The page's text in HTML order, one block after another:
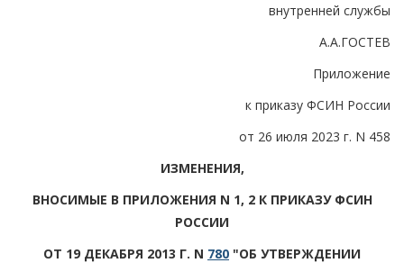
внутренней службы
А.А.ГОСТЕВ
Приложение
к приказу ФСИН России
от 26 июля 2023 г. N 458
ИЗМЕНЕНИЯ,
ВНОСИМЫЕ В ПРИЛОЖЕНИЯ N 1, 2 К ПРИКАЗУ ФСИН
РОССИИ
ОТ 19 ДЕКАБРЯ 2013 Г. N 780 "ОБ УТВЕРЖДЕНИИ